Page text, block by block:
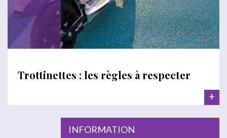
Trottinettes : les règles à respecter
+
INFORMATION